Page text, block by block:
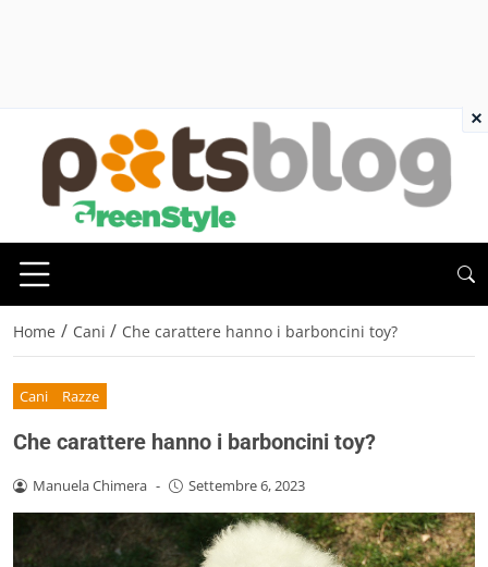
Home / Cani / Che carattere hanno i barboncini toy?
Cani Razze
Che carattere hanno i barboncini toy?
Manuela Chimera - Settembre 6, 2023
×